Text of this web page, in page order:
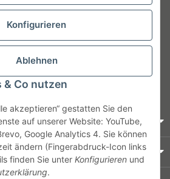
Konfigurieren
Ablehnen
& Co nutzen
akzeptieren“ gestatten Sie den
auf unserer Website: YouTube,
Google Analytics 4. Sie können
ändern (Fingerabdruck-Icon links
finden Sie unter Konfigurieren und
.